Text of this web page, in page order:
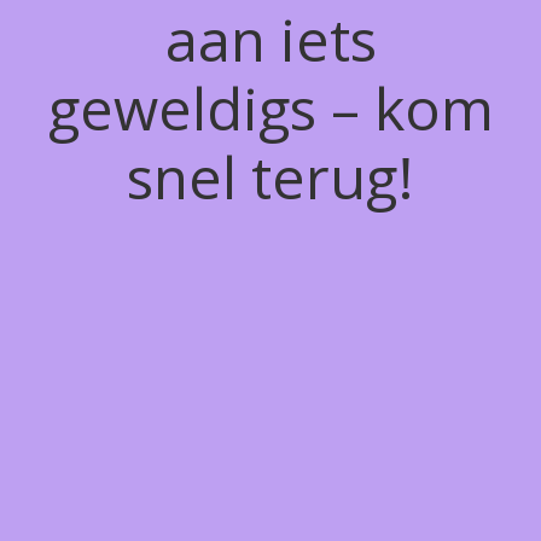
aan iets
geweldigs – kom
snel terug!